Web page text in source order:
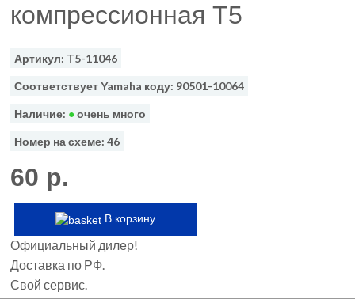
компрессионная T5
Артикул: T5-11046
Соответствует Yamaha коду: 90501-10064
Наличие: ●очень много
Номер на схеме: 46
60 р.
В корзину
Официальный дилер!
Доставка по РФ.
Свой сервис.